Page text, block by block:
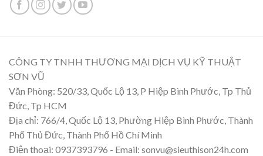
CÔNG TY TNHH THƯƠNG MẠI DỊCH VỤ KỸ THUẬT
SƠN VŨ
Văn Phòng: 520/33, Quốc Lộ 13, P Hiệp Bình Phước, Tp Thủ
Đức, Tp HCM
Địa chỉ: 766/4, Quốc Lộ 13, Phường Hiệp Bình Phước, Thành
Phố Thủ Đức, Thành Phố Hồ Chí Minh
Điện thoại: 0937393796 - Email: sonvu@sieuthison24h.com